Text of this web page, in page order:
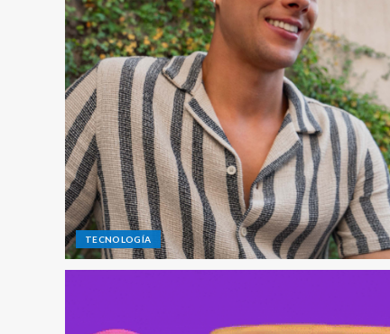
TECNOLOGÍA